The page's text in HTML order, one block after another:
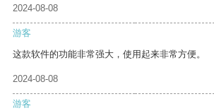
2024-08-08
游客
这款软件的功能非常强大，使用起来非常方便。
2024-08-08
游客